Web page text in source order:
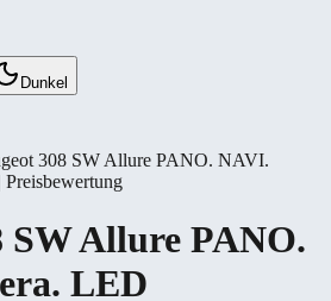
Dunkel
308 SW Allure PANO. NAVI.
Preisbewertung
SW Allure PANO.
LED